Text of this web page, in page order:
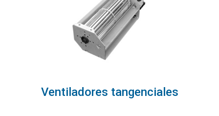
Ventiladores tangenciales